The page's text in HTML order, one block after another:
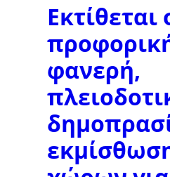
Εκτίθεται
φανερή,